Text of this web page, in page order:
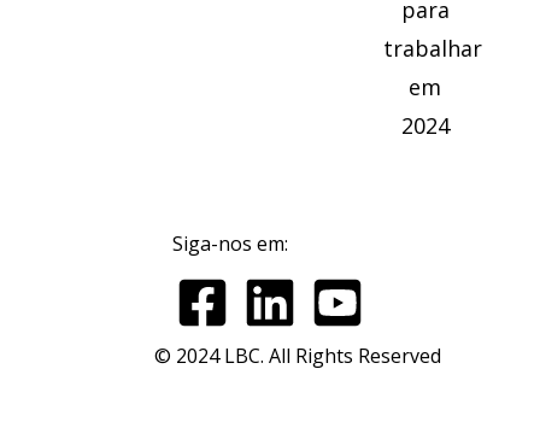
Siga-nos em:
© 2024 LBC. All Rights Reserved